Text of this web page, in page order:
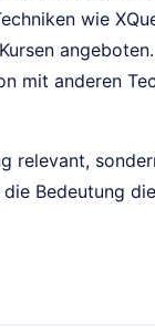
wie
mit anderen
relevant,
Bedeutung